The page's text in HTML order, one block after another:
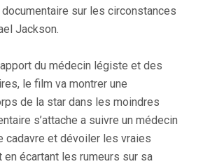
sur les circonstances
Jackson.
du médecin légiste et des
le film va montrer une
de la star dans les moindres
s’attache a suivre un médecin
cadavre et dévoiler les vraies
écartant les rumeurs sur sa